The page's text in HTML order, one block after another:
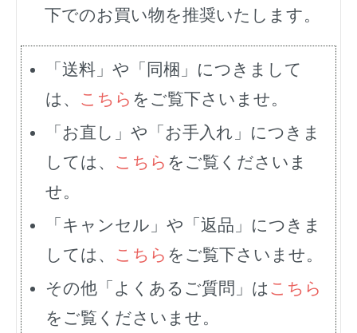
下でのお買い物を推奨いたします。
「送料」や「同梱」につきまして
は、 こちら をご覧下さいませ。
「お直し」や「お手入れ」につきま
しては、 こちら をご覧くださいま
せ。
「キャンセル」や「返品」につきま
しては、 こちら をご覧下さいませ。
その他「よくあるご質問」は こちら
をご覧くださいませ。